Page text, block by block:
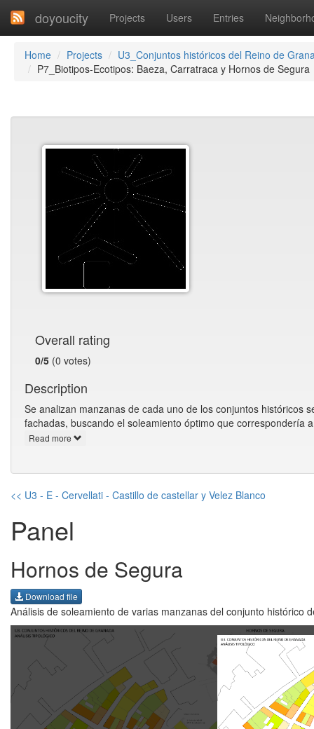
doyoucity Projects Users Entries
Home Projects
U3_Conjuntos históricos del Reino de
P7_Biotipos-Ecotipos: Baeza, Carratraca y Hornos de Segura
Overall rating
0/5 (0 votes)
Description
Se analizan manzanas de cada uno de los conjuntos históricos
fachadas, buscando el soleamiento óptimo que correspondería
Read more
<< U3 - E - Cervellati - Castillo de castellar y Velez Blanco
Panel
Hornos de Segura
Download file
Análisis de soleamiento de varias manzanas del conjunto histórico